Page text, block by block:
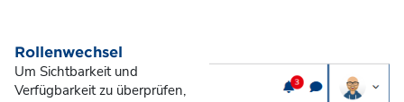
Rollenwechsel
Um Sichtbarkeit und
Verfügbarkeit zu überprüfen,